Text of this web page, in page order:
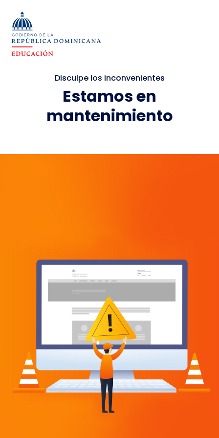
Disculpe los inconvenientes
Estamos en
mantenimiento